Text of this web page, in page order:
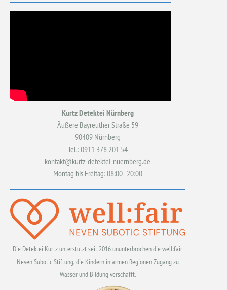
Kurtz Detektei Nürnberg
Äußere Bayreuther Straße 59
90409 Nürnberg
Tel.: 0911 378 201 54
kontakt@kurtz-detektei-nuernberg.de
Montag bis Freitag: 08:00–20:00
Die Detektei Kurtz unterstützt seit 2016 ununterbrochen die well:fair
Neven Subotic Stiftung, die Kindern in armen Regionen Zugang zu
Wasser und Bildung verschafft.